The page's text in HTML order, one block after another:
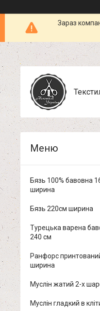
Зараз
Бязь 100% бавовна
ширина
Бязь 220см ширина
Турецька варена
240 см
Ранфорс
ширина
Муслін жатий 2-х
Муслін гладкий в